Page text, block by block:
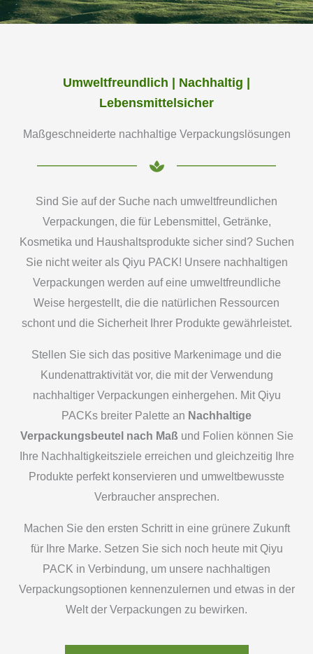
Umweltfreundlich | Nachhaltig |
Lebensmittelsicher
Maßgeschneiderte nachhaltige Verpackungslösungen
Sind Sie auf der Suche nach umweltfreundlichen
Verpackungen, die für Lebensmittel, Getränke,
Kosmetika und Haushaltsprodukte sicher sind? Suchen
Sie nicht weiter als Qiyu PACK! Unsere nachhaltigen
Verpackungen werden auf eine umweltfreundliche
Weise hergestellt, die die natürlichen Ressourcen
schont und die Sicherheit Ihrer Produkte gewährleistet.
Stellen Sie sich das positive Markenimage und die
Kundenattraktivität vor, die mit der Verwendung
nachhaltiger Verpackungen einhergehen. Mit Qiyu
PACKs breiter Palette an Nachhaltige
Verpackungsbeutel nach Maßund Folien können Sie
Ihre Nachhaltigkeitsziele erreichen und gleichzeitig Ihre
Produkte perfekt konservieren und umweltbewusste
Verbraucher ansprechen.
Machen Sie den ersten Schritt in eine grünere Zukunft
für Ihre Marke. Setzen Sie sich noch heute mit Qiyu
PACK in Verbindung, um unsere nachhaltigen
Verpackungsoptionen kennenzulernen und etwas in der
Welt der Verpackungen zu bewirken.